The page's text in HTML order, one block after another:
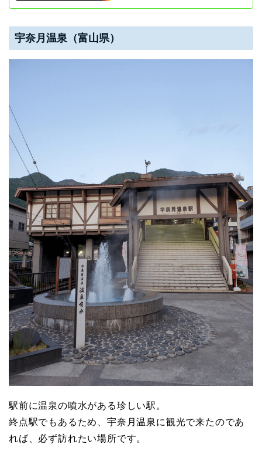
宇奈月温泉（富山県）
駅前に温泉の噴水がある珍しい駅。
終点駅でもあるため、宇奈月温泉に観光で来たのであ
れば、必ず訪れたい場所です。